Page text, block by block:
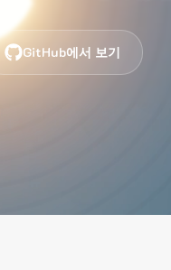
GitHub에서 보기